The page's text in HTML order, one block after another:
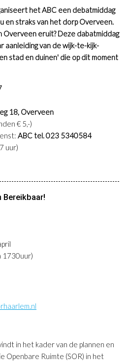
het ABC een debatmiddag
en straks van het dorp Overveen.
Overveen eruit? Deze dabatmiddag
aanleiding van de wijk-te-kijk-
stad en duinen' die op dit moment
18, Overveen
€ 5,-)
ABC tel. 023 5340584
uur)
Bereikbaar!
1730uur)
in het kader van de plannen en
Openbare Ruimte (SOR) in het